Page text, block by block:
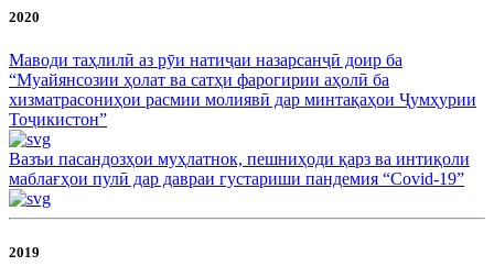
2020
Маводи таҳлилӣ аз рӯи натиҷаи назарсанҷӣ доир ба
“Муайянсозии ҳолат ва сатҳи фарогирии аҳолӣ ба
хизматрасониҳои расмии молиявӣ дар минтақаҳои Ҷумҳурии
Тоҷикистон”
Вазъи пасандозҳои муҳлатнок, пешниҳоди қарз ва интиқоли
маблағҳои пулӣ дар давраи густариши пандемия “Covid-19”
2019